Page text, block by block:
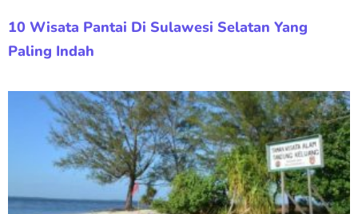
10 Wisata Pantai Di Sulawesi Selatan Yang
Paling Indah